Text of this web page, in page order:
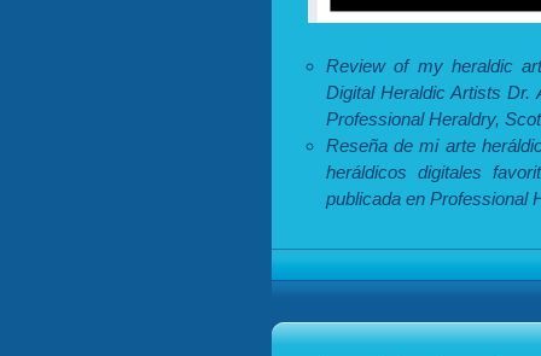
Review of my heraldic
Digital Heraldic Artists Dr.
Professional Heraldry,
Reseña de mi arte
heráldicos digitales
publicada en Professional